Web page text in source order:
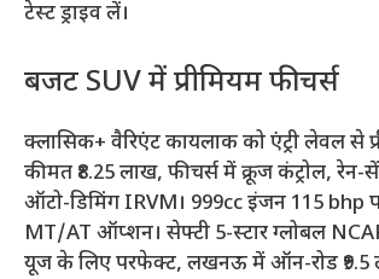
टेस्ट ड्राइव लें।​
बजट SUV में प्रीमियम फीचर्स
क्लासिक+ वैरिएंट कायलाक को एंट्री लेवल से
कीमत ₹8.25 लाख, फीचर्स में क्रूज कंट्रोल, रेन-
ऑटो-डिमिंग IRVM। 999cc इंजन 115 bhp
MT/AT ऑप्शन। सेफ्टी 5-स्टार ग्लोबल
यूज के लिए परफेक्ट, लखनऊ में ऑन-रोड ₹9.5